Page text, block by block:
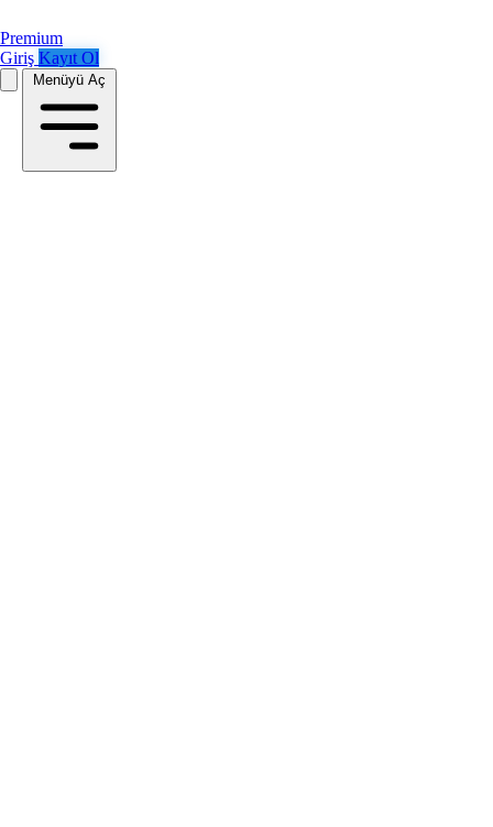
Premium
Giriş Kayıt Ol
Menüyü Aç